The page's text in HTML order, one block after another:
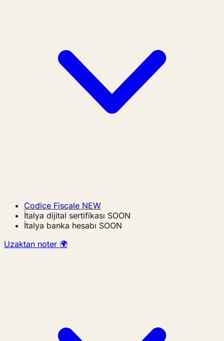
Codice Fiscale NEW
İtalya dijital sertifikası SOON
İtalya banka hesabı SOON
Uzaktan noter 🌍